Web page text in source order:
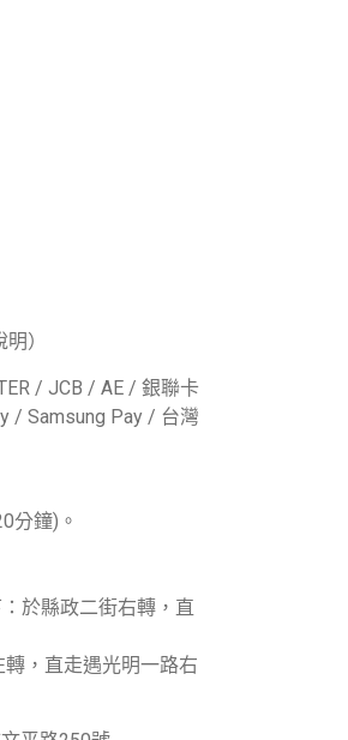
）
/ JCB / AE / 銀聯卡
Samsung Pay / 台灣
分鐘)。
於縣政二街右轉，直
，直走遇光明一路右